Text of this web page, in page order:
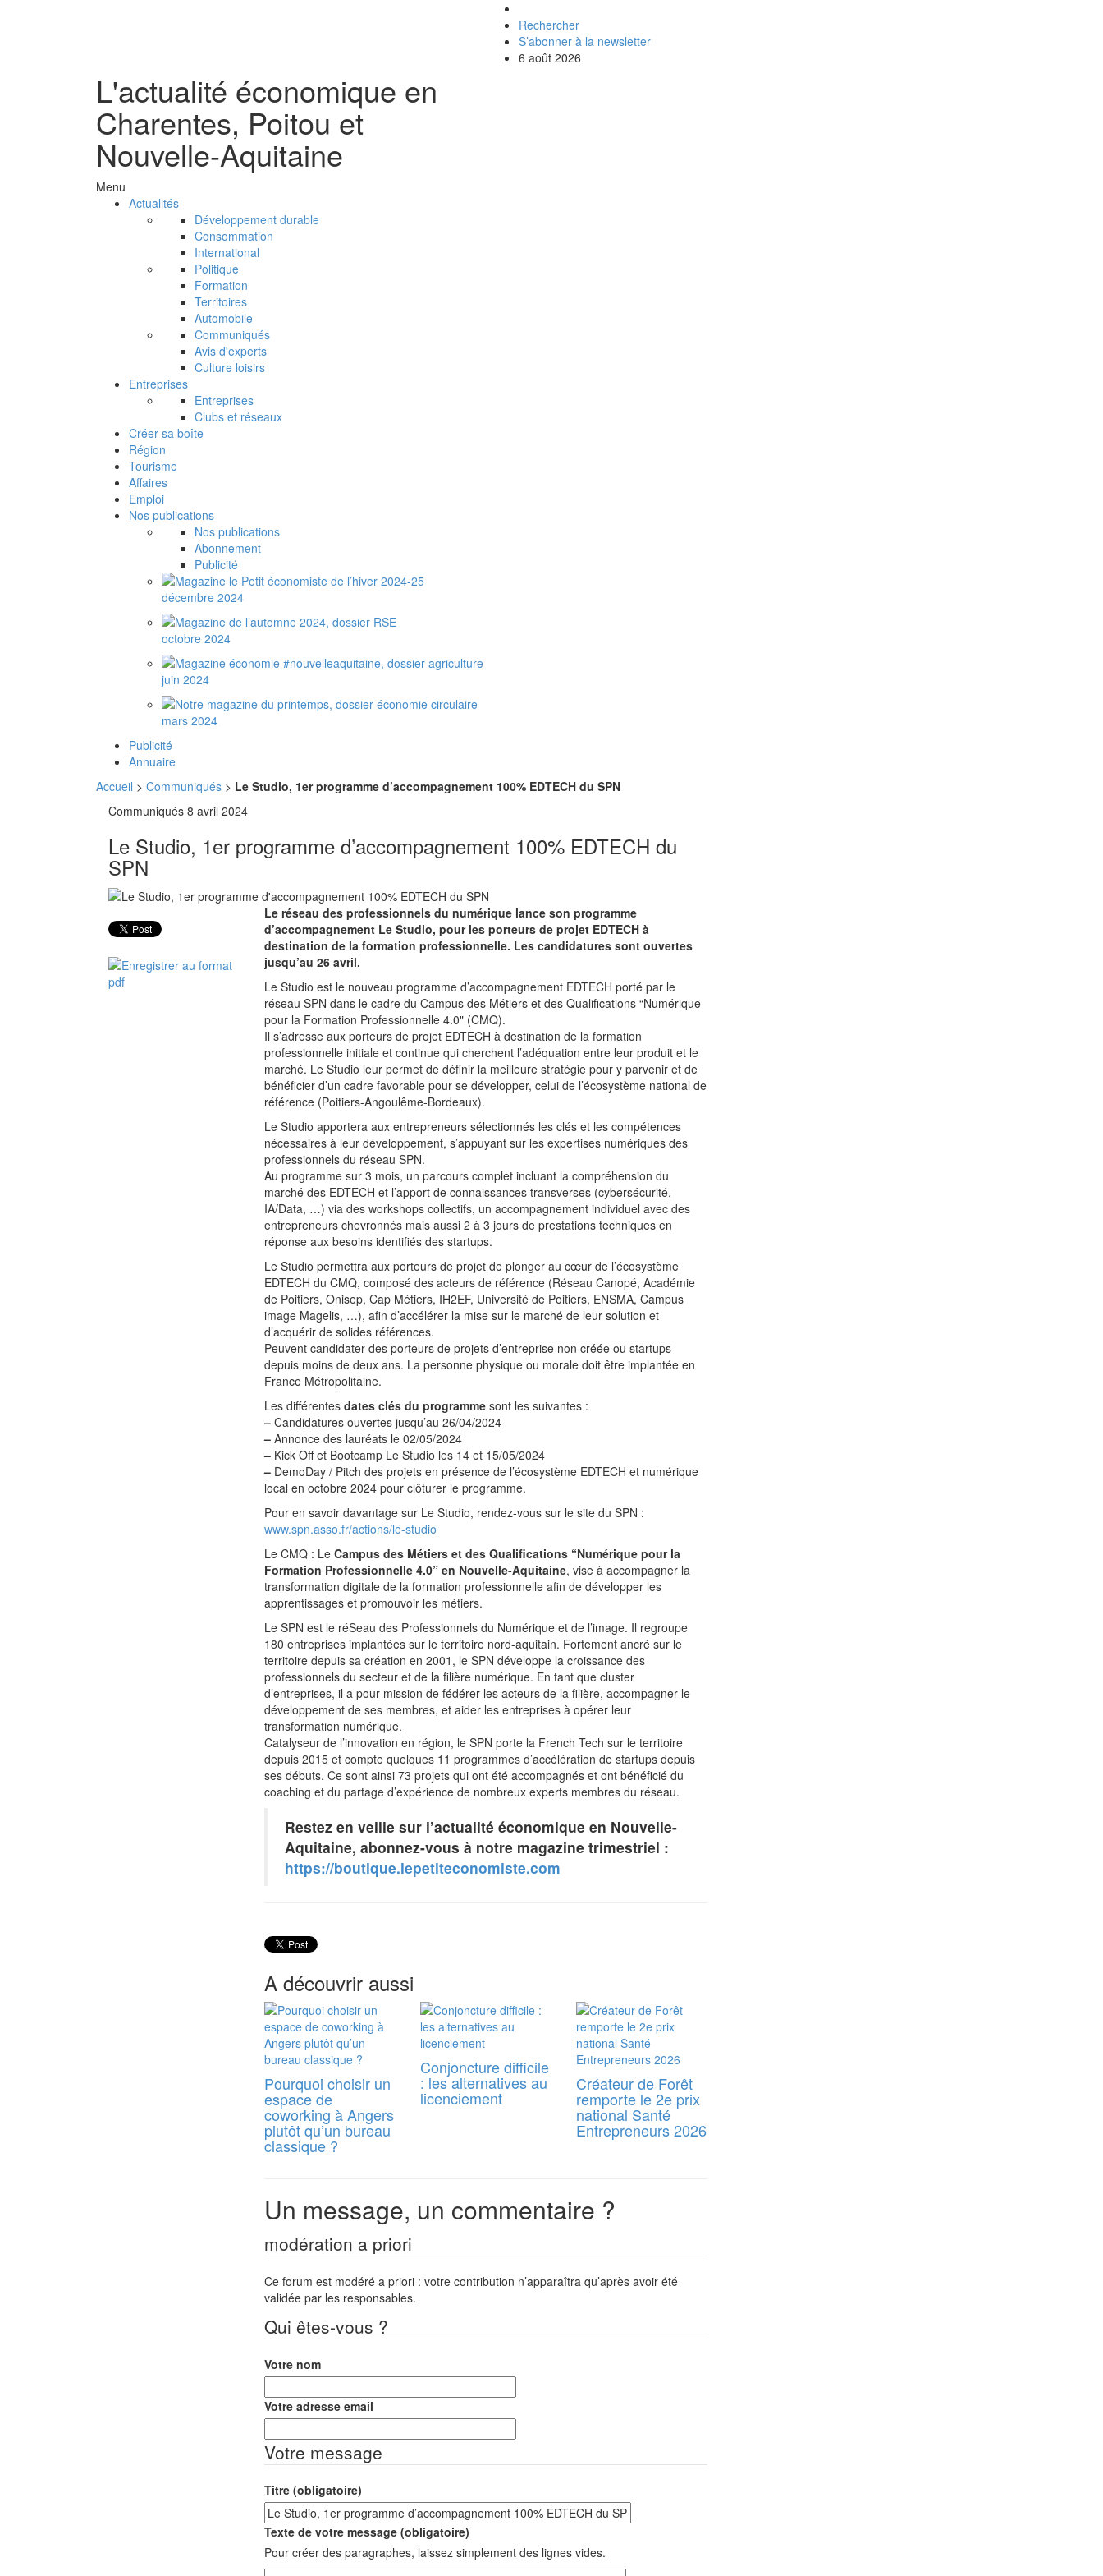
L'actualité économique en
Charentes, Poitou et
Nouvelle-Aquitaine
Rechercher
S’abonner à la newsletter
6 août 2026
Menu
Actualités
Développement durable
Consommation
International
Politique
Formation
Territoires
Automobile
Communiqués
Avis d'experts
Culture loisirs
Entreprises
Entreprises
Clubs et réseaux
Créer sa boîte
Région
Tourisme
Affaires
Emploi
Nos publications
Nos publications
Abonnement
Publicité
décembre 2024
octobre 2024
juin 2024
mars 2024
Publicité
Annuaire
Accueil > Communiqués > Le Studio, 1er programme d’accompagnement 100% EDTECH du SPN
Communiqués 8 avril 2024
Le Studio, 1er programme d’accompagnement 100% EDTECH du
SPN
Le réseau des professionnels du numérique lance son programme
d’accompagnement Le Studio, pour les porteurs de projet EDTECH à
destination de la formation professionnelle. Les candidatures sont ouvertes
jusqu’au 26 avril.
Le Studio est le nouveau programme d’accompagnement EDTECH porté par le
réseau SPN dans le cadre du Campus des Métiers et des Qualifications “Numérique
pour la Formation Professionnelle 4.0" (CMQ).
Il s’adresse aux porteurs de projet EDTECH à destination de la formation
professionnelle initiale et continue qui cherchent l’adéquation entre leur produit et le
marché. Le Studio leur permet de définir la meilleure stratégie pour y parvenir et de
bénéficier d’un cadre favorable pour se développer, celui de l’écosystème national de
référence (Poitiers-Angoulême-Bordeaux).
Le Studio apportera aux entrepreneurs sélectionnés les clés et les compétences
nécessaires à leur développement, s’appuyant sur les expertises numériques des
professionnels du réseau SPN.
Au programme sur 3 mois, un parcours complet incluant la compréhension du
marché des EDTECH et l’apport de connaissances transverses (cybersécurité,
IA/Data, …) via des workshops collectifs, un accompagnement individuel avec des
entrepreneurs chevronnés mais aussi 2 à 3 jours de prestations techniques en
réponse aux besoins identifiés des startups.
Le Studio permettra aux porteurs de projet de plonger au cœur de l’écosystème
EDTECH du CMQ, composé des acteurs de référence (Réseau Canopé, Académie
de Poitiers, Onisep, Cap Métiers, IH2EF, Université de Poitiers, ENSMA, Campus
image Magelis, …), afin d’accélérer la mise sur le marché de leur solution et
d’acquérir de solides références.
Peuvent candidater des porteurs de projets d’entreprise non créée ou startups
depuis moins de deux ans. La personne physique ou morale doit être implantée en
France Métropolitaine.
Les différentes dates clés du programme sont les suivantes :
– Candidatures ouvertes jusqu’au 26/04/2024
– Annonce des lauréats le 02/05/2024
– Kick Off et Bootcamp Le Studio les 14 et 15/05/2024
– DemoDay / Pitch des projets en présence de l’écosystème EDTECH et numérique
local en octobre 2024 pour clôturer le programme.
Pour en savoir davantage sur Le Studio, rendez-vous sur le site du SPN :
www.spn.asso.fr/actions/le-studio
Le CMQ : Le Campus des Métiers et des Qualifications “Numérique pour la
Formation Professionnelle 4.0” en Nouvelle-Aquitaine, vise à accompagner la
transformation digitale de la formation professionnelle afin de développer les
apprentissages et promouvoir les métiers.
Le SPN est le réSeau des Professionnels du Numérique et de l’image. Il regroupe
180 entreprises implantées sur le territoire nord-aquitain. Fortement ancré sur le
territoire depuis sa création en 2001, le SPN développe la croissance des
professionnels du secteur et de la filière numérique. En tant que cluster
d’entreprises, il a pour mission de fédérer les acteurs de la filière, accompagner le
développement de ses membres, et aider les entreprises à opérer leur
transformation numérique.
Catalyseur de l’innovation en région, le SPN porte la French Tech sur le territoire
depuis 2015 et compte quelques 11 programmes d’accélération de startups depuis
ses débuts. Ce sont ainsi 73 projets qui ont été accompagnés et ont bénéficié du
coaching et du partage d’expérience de nombreux experts membres du réseau.
Restez en veille sur l’actualité économique en Nouvelle-
Aquitaine, abonnez-vous à notre magazine trimestriel :
https://boutique.lepetiteconomiste.com
A découvrir aussi
Pourquoi choisir un
espace de
coworking à Angers
plutôt qu’un bureau
classique ?
Conjoncture difficile
: les alternatives au
licenciement
Créateur de Forêt
remporte le 2e prix
national Santé
Entrepreneurs 2026
Un message, un commentaire ?
modération a priori
Ce forum est modéré a priori : votre contribution n’apparaîtra qu’après avoir été
validée par les responsables.
Qui êtes-vous ?
Votre nom
Votre adresse email
Votre message
Titre (obligatoire)
Texte de votre message (obligatoire)
Pour créer des paragraphes, laissez simplement des lignes vides.